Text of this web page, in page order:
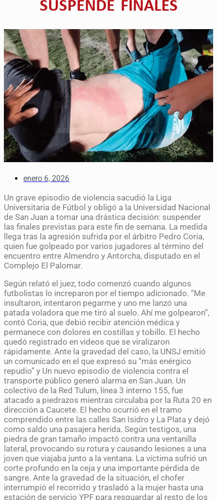
SUSPENDE FINALES
enero 6, 2026
Un grave episodio de violencia sacudió la Liga
Universitaria de Fútbol y obligó a la Universidad Nacional
de San Juan a tomar una drástica decisión: suspender
las finales previstas para este fin de semana. La medida
llega tras la agresión sufrida por el árbitro Pedro Coria,
quien fue golpeado por varios jugadores al término del
encuentro entre Almendro y Antorcha, disputado en el
Complejo El Palomar.
Según relató el juez, todo comenzó cuando algunos
futbolistas lo increparon por el tiempo adicionado. “Me
insultaron, intentaron pegarme y uno me lanzó una
patada voladora que me tiró al suelo. Ahí me golpearon”,
contó Coria, que debió recibir atención médica y
permanece con dolores en costillas y tobillo. El hecho
quedó registrado en videos que se viralizaron
rápidamente. Ante la gravedad del caso, la UNSJ emitió
un comunicado en el que expresó su “más enérgico
repudio” y Un nuevo episodio de violencia contra el
transporte público generó alarma en San Juan. Un
colectivo de la Red Tulum, línea 3 interno 155, fue
atacado a piedrazos mientras circulaba por la Ruta 20 en
dirección a Caucete. El hecho ocurrió en el tramo
comprendido entre las calles San Isidro y La Plata y dejó
como saldo una pasajera herida. Según testigos, una
piedra de gran tamaño impactó contra una ventanilla
lateral, provocando su rotura y causando lesiones a una
joven que viajaba junto a la ventana. La víctima sufrió un
corte profundo en la ceja y una importante pérdida de
sangre. Ante la gravedad de la situación, el chofer
interrumpió el recorrido y trasladó a la mujer hasta una
estación de servicio YPF para resguardar al resto de los